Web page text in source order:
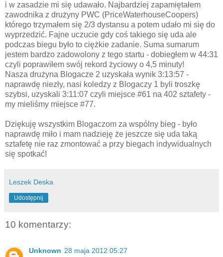
i w zasadzie mi się udawało. Najbardziej zapamiętałem
zawodnika z drużyny PWC (PriceWaterhouseCoopers)
którego trzymałem się 2/3 dystansu a potem udało mi się do
wyprzedzić. Fajne uczucie gdy coś takiego się uda ale
podczas biegu było to ciężkie zadanie. Suma sumarum
jestem bardzo zadowolony z tego startu - dobiegłem w 44:31
czyli poprawiłem swój rekord życiowy o 4,5 minuty!
Nasza drużyna Blogacze 2 uzyskała wynik 3:13:57 -
naprawdę niezły, nasi koledzy z Blogaczy 1 byli troszkę
szybsi, uzyskali 3:11:07 czyli miejsce #61 na 402 sztafety -
my mieliśmy miejsce #77.
Dziękuję wszystkim Blogaczom za wspólny bieg - było
naprawdę miło i mam nadzieję że jeszcze się uda taką
sztafetę nie raz zmontować a przy biegach indywidualnych
się spotkać!
Leszek Deska
Udostępnij
10 komentarzy:
Unknown 28 maja 2012 05:27